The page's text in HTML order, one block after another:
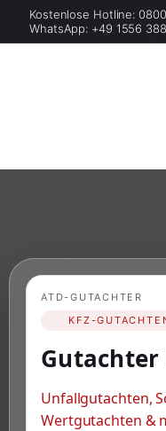
Kostenlose Hotline:
WhatsApp: +49 1556
ATD-GUTACHTER
KFZ-
Gutachter
Unfallgutachten,
Wertgutachten &